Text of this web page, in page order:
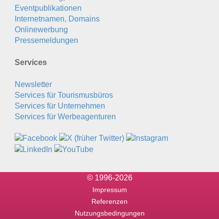
Eventpublikationen
Internetnamen, Domains
Onlinewerbung
Pressemeldungen
Services
Newsletter
Services für Tourismusbüros
Services für Unternehmen
Services für Werbeagenturen
© 1996-2026
Impressum
Referenzen
Nutzungsbedingungen